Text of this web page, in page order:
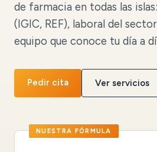
de farmacia en todas las
(IGIC, REF), laboral del
equipo que conoce tu día a
Pedir cita Ver servicios